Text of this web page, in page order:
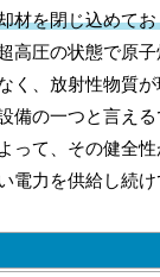
材を閉じ込めて
高圧の状態で原
、放射性物質
の一つと言え
て、その健全
力を供給し続け